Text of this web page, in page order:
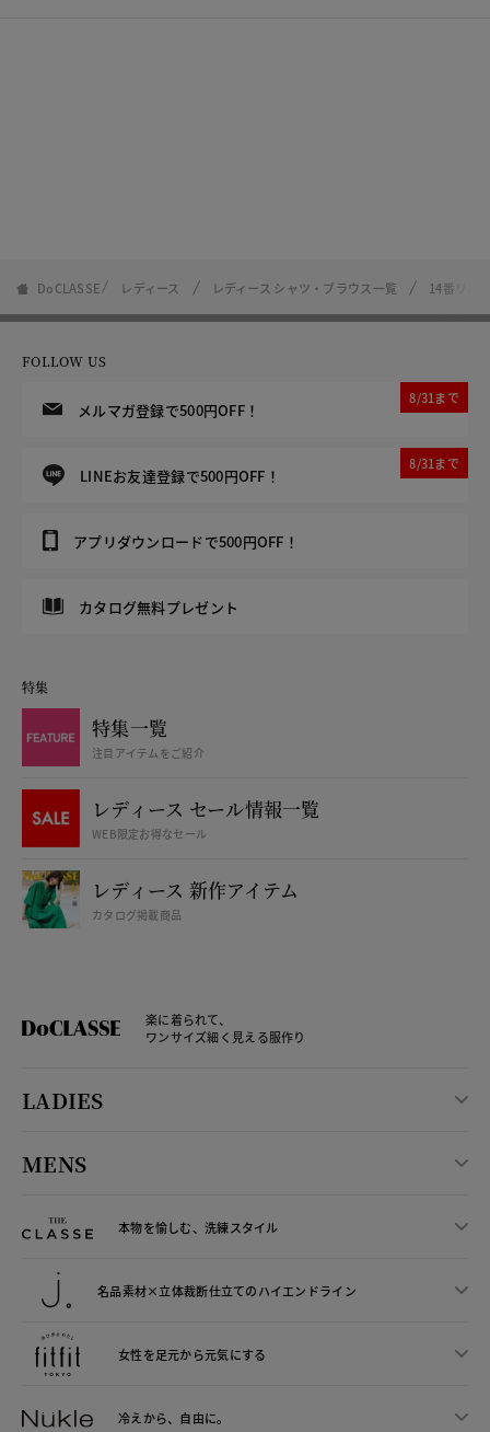
DoCLASSE レディース レディース シャツ・ブラウス一覧 14番リネ
FOLLOW US
メルマガ登録で500円OFF！
8/31まで
LINEお友達登録で500円OFF！
8/31まで
アプリダウンロードで500円OFF！
カタログ無料プレゼント
特集
特集一覧
注目アイテムをご紹介
レディース セール情報一覧
WEB限定お得なセール
レディース 新作アイテム
カタログ掲載商品
楽に着られて、
ワンサイズ細く見える服作り
LADIES
MENS
本物を愉しむ、洗練スタイル
名品素材×立体裁断仕立てのハイエンドライン
女性を足元から元気にする
冷えから、 自由に。